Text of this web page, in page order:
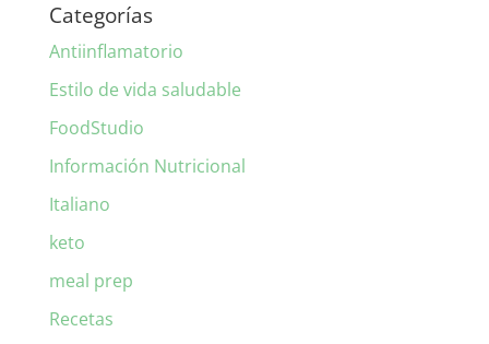
Categorías
Antiinflamatorio
Estilo de vida saludable
FoodStudio
Información Nutricional
Italiano
keto
meal prep
Recetas